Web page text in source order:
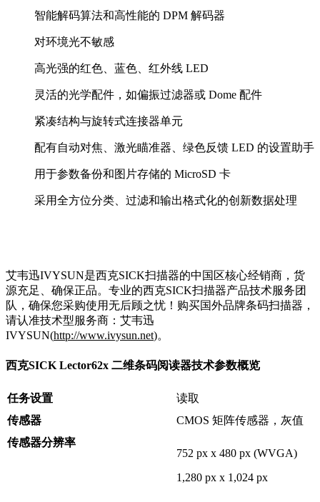
智能解码算法和高性能的 DPM 解码器
对环境光不敏感
高光强的红色、蓝色、红外线 LED
灵活的光学配件，如偏振过滤器或 Dome 配件
紧凑结构与旋转式连接器单元
配有自动对焦、激光瞄准器、绿色反馈 LED 的设置助手
用于参数备份和图片存储的 MicroSD 卡
采用全方位分类、过滤和输出格式化的创新数据处理
艾韦迅IVYSUN是西克SICK扫描器的中国区核心经销商，货
源充足、确保正品。专业的西克SICK扫描器产品技术服务团
队，确保您采购使用无后顾之忧！购买国外品牌条码扫描器，
请认准技术型服务商：艾韦迅
IVYSUN(http://www.ivysun.net)。
西克SICK Lector62x 二维条码阅读器技术参数概览
任务设置
读取
传感器
CMOS 矩阵传感器，灰值
传感器分辨率
752 px x 480 px (WVGA)
1,280 px x 1,024 px